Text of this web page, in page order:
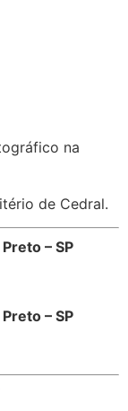
na
de Cedral.
– SP
– SP